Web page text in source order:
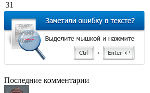
31
Последние комментарии